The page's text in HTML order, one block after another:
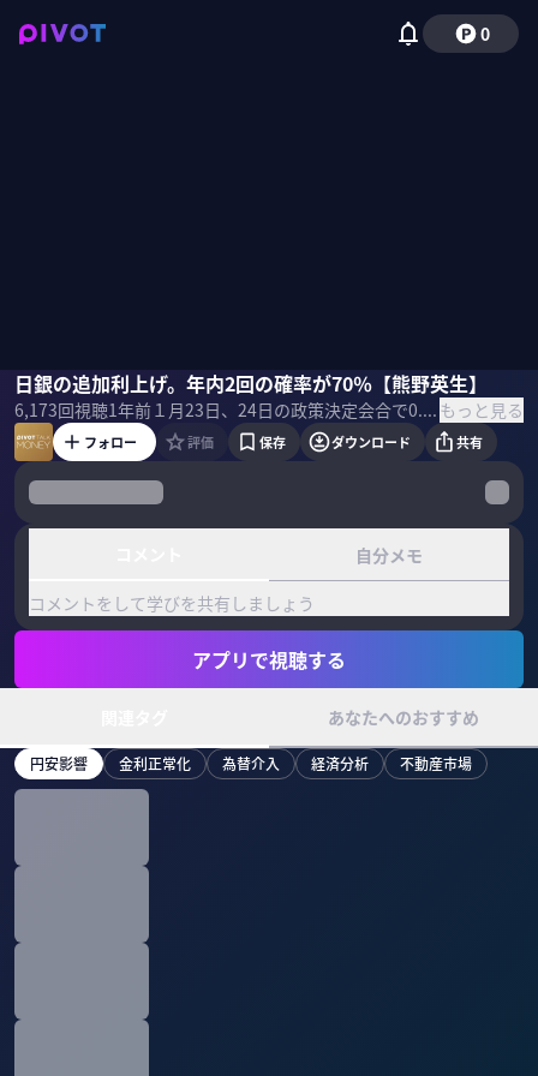
0
日銀の追加利上げ。年内2回の確率が70％【熊野英生】
6,173回視聴1年前 １月23日、24日の政策決定会合で0.25％の利上げを決定した日銀。決断の背景に何があったのか？今後、どこまで追加利上げを行うのか？年内の見通しを中心に、第一生命経済研究所の熊野英生・首席エコノミストに聞いた。 ＜ゲスト＞ 熊野英生｜第一生命経済研究所 首席エコノミスト 1967年山口県生まれ。90年、横浜国立大学経済学部卒業、日本銀行入行。 調査統計局、情報サービス局を経て、2000年第一生命経済研究所入社。 11年4月より現職。専門は、金融・財政政策、経済統計、為替など金融市場。 ＜目次＞ もっと見る
熊野英生佐々木紀彦
フォロー 評価 保存 ダウンロード 共有
自分メモ
コメントをして学びを共有しましょう
アプリで視聴する
あなたへのおすすめ
円安影響 金利正常化 為替介入 経済分析 不動産市場